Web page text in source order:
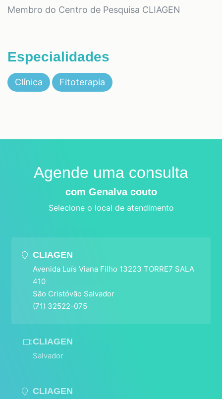
Membro do Centro de Pesquisa CLIAGEN
Especialidades
Clínica Fitoterapia
Agende uma consulta
com Genalva couto
Selecione o local de atendimento
CLIAGEN
Avenida Luís Viana Filho 13223 TORRE7 SALA
410
São Cristóvão Salvador
(71) 32522-075
CLIAGEN
Salvador
CLIAGEN